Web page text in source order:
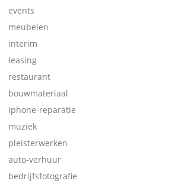
events
meubelen
interim
leasing
restaurant
bouwmateriaal
iphone-reparatie
muziek
pleisterwerken
auto-verhuur
bedrijfsfotografie